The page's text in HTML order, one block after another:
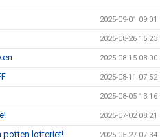
2025-09-01 09:01
2025-08-26 15:23
2025-08-15 08:00
2025-08-11 07:52
2025-08-05 13:16
2025-07-02 08:21
potten lotteriet! 2025-05-27 07:34